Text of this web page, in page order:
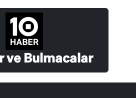
ve Bulmacalar